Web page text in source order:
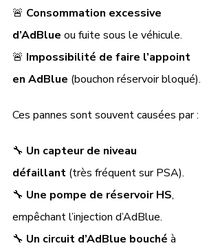
🚨 Consommation excessive
d’AdBlue ou fuite sous le véhicule.
🚨 Impossibilité de faire l’appoint
en AdBlue (bouchon réservoir bloqué).
Ces pannes sont souvent causées par :
🔧 Un capteur de niveau
défaillant (très fréquent sur PSA).
🔧 Une pompe de réservoir HS,
empêchant l’injection d’AdBlue.
🔧 Un circuit d’AdBlue bouché à